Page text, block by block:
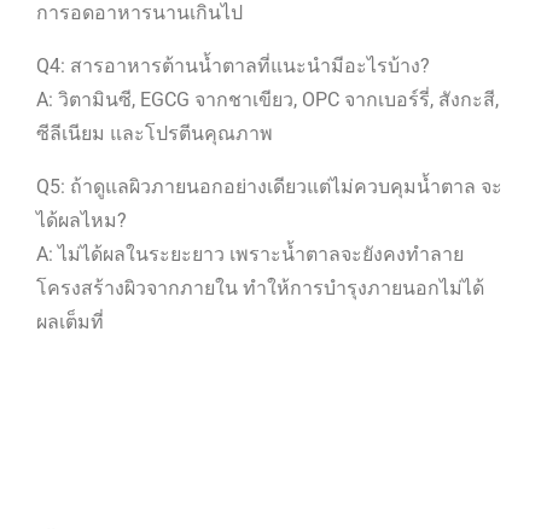
การอดอาหารนานเกินไป
Q4: สารอาหารต้านน้ำตาลที่แนะนำมีอะไรบ้าง?
A: วิตามินซี, EGCG จากชาเขียว, OPC จากเบอร์รี่, สังกะสี,
ซีลีเนียม และโปรตีนคุณภาพ
Q5: ถ้าดูแลผิวภายนอกอย่างเดียวแต่ไม่ควบคุมน้ำตาล จะ
ได้ผลไหม?
A: ไม่ได้ผลในระยะยาว เพราะน้ำตาลจะยังคงทำลาย
โครงสร้างผิวจากภายใน ทำให้การบำรุงภายนอกไม่ได้
ผลเต็มที่